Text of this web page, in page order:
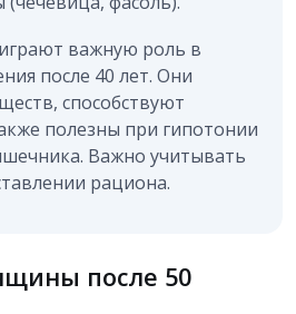
важную роль в
после 40 лет. Они
способствуют
полезны при гипотонии
Важно учитывать
рациона.
после 50